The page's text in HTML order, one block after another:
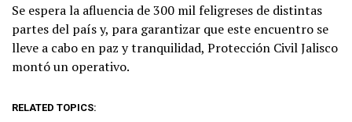
Se espera la afluencia de 300 mil feligreses de distintas
partes del país y, para garantizar que este encuentro se
lleve a cabo en paz y tranquilidad, Protección Civil Jalisco
montó un operativo.
RELATED TOPICS: